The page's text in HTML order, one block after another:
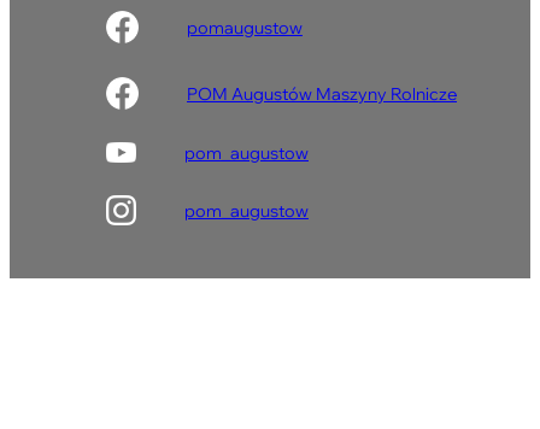
pomaugustow
POM Augustów Maszyny Rolnicze
pom_augustow
pom_augustow